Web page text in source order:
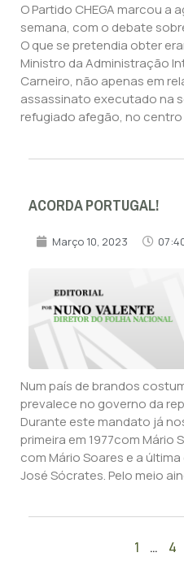
O Partido CHEGA marcou a
semana, com o debate
O que se pretendia obter
Ministro da Administração
Carneiro, não apenas em
assassinato executado na
refugiado afegão, no centro
ACORDA PORTUGAL!
Março 10, 2023
Num país de brandos
prevalece no governo da
Durante este mandato já
primeira em 1977com Mário
com Mário Soares e a última
José Sócrates. Pelo meio
1 … 4